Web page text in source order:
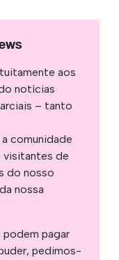
aos
notícias
– tanto
comunidade
visitantes de
do nosso
nossa
pagar
pedimos-